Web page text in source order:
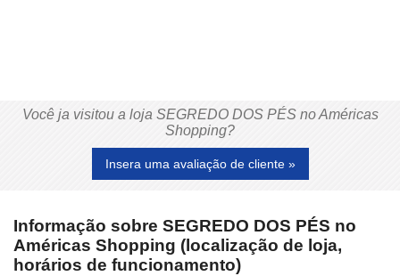
Você ja visitou a loja SEGREDO DOS PÉS no Américas
Shopping?
Insera uma avaliação de cliente »
Informação sobre SEGREDO DOS PÉS no
Américas Shopping (localização de loja,
horários de funcionamento)